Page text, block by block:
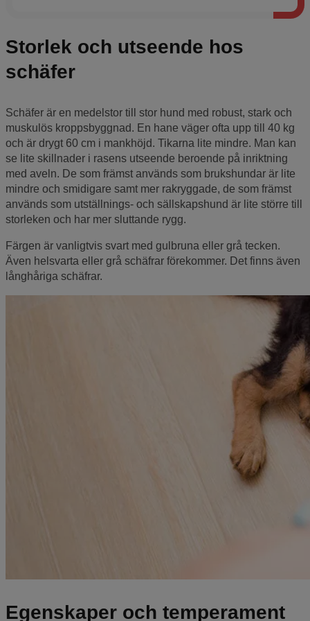
Storlek och utseende hos
schäfer
Schäfer är en medelstor till stor hund med robust, stark och
muskulös kroppsbyggnad. En hane väger ofta upp till 40 kg
och är drygt 60 cm i mankhöjd. Tikarna lite mindre. Man kan
se lite skillnader i rasens utseende beroende på inriktning
med aveln. De som främst används som brukshundar är lite
mindre och smidigare samt mer rakryggade, de som främst
används som utställnings- och sällskapshund är lite större till
storleken och har mer sluttande rygg.
Färgen är vanligtvis svart med gulbruna eller grå tecken.
Även helsvarta eller grå schäfrar förekommer. Det finns även
långhåriga schäfrar.
Egenskaper och temperament